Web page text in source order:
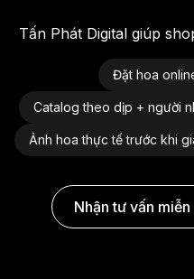
Tấn Phát Digital giúp
Đặt hoa
Catalog theo dịp + người
Ảnh hoa thực tế trước khi
Nhận tư vấn